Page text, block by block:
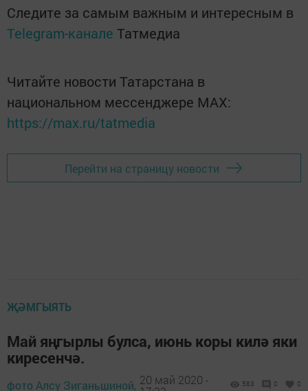
Следите за самым важным и интересным в
Telegram-канале Татмедиа
Читайте новости Татарстана в
национальном мессенджере MАХ:
https://max.ru/tatmedia
Перейти на страницу новости
ҖӘМГЫЯТЬ
Май яңгырлы булса, июнь коры килә яки
киресенчә.
фото Алсу Зиганьшиной, 20 май 2020 -
583 0 0